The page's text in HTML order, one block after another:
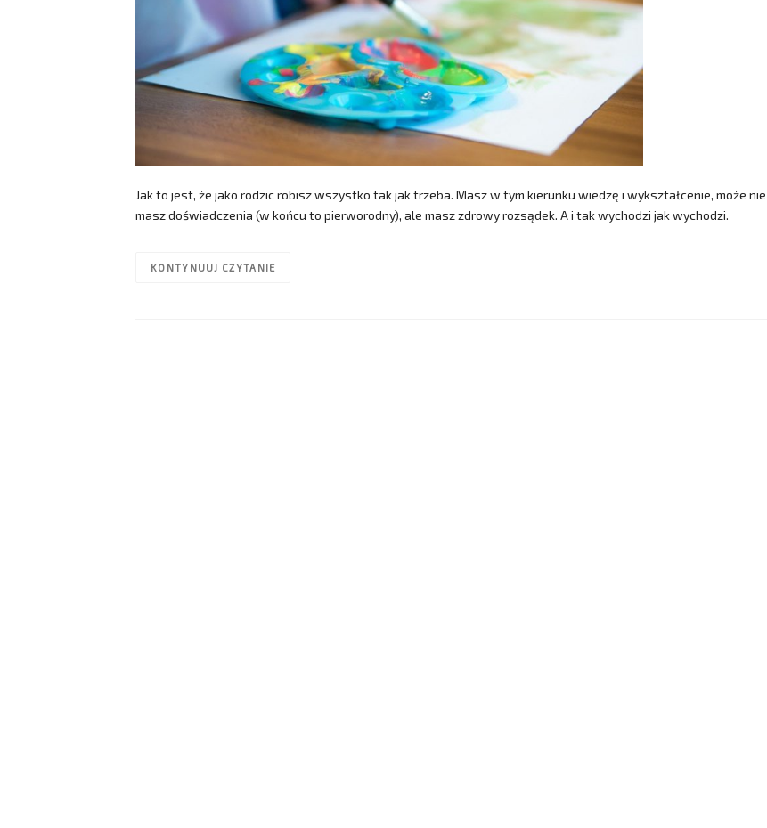
Jak to jest, że jako rodzic robisz wszystko tak jak trzeba. Masz w tym kierunku wiedzę i wykształcenie, może nie
masz doświadczenia (w końcu to pierworodny), ale masz zdrowy rozsądek. A i tak wychodzi jak wychodzi.
KONTYNUUJ CZYTANIE